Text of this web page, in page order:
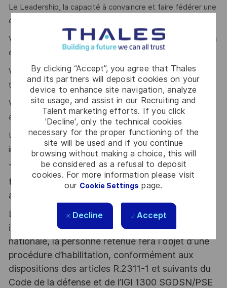
By clicking “Accept”, you agree that Thales
and its partners will deposit cookies on your
device to enhance site navigation, analyze
site usage, and assist in our Recruiting and
Talent marketing efforts. If you click
'Decline', only the technical cookies
necessary for the proper functioning of the
site will be used and if you continue
browsing without making a choice, this will
be considered as a refusal to deposit
cookies. For more information please visit
our Cookie Settings page.
Decline Accept
Le Leadership, la capacité à convaincre et faire fédérer une
équipe sont des atouts que l’on vous reconnait ?
Vous aimez relever des challenges ambitieux et le travail en
équipe et un moteur pour vous ?
Vous avez des capacités à comprendre les problématiques
techniques, industrielles, contractuelles et commerciales ?
Vous maitrisez l’anglais ? La pratique d’une ou plusieurs
autres langues étrangères constituerait un plus !
Une expérience dans le domaine de la coopération
internationale serait un plus !
Thales, entreprise Handi-Engagée, reconnait
tous les talents. La diversité est notre meilleur
atout. Postulez et rejoignez nous !
Le poste pouvant nécessiter d'accéder à des
informations relevant du secret de la défense
nationale, la personne retenue fera l'objet d'une
procédure d’habilitation, conformément aux
dispositions des articles R.2311-1 et suivants du
Code de la défense et de l’IGI 1300 SGDSN/PSE